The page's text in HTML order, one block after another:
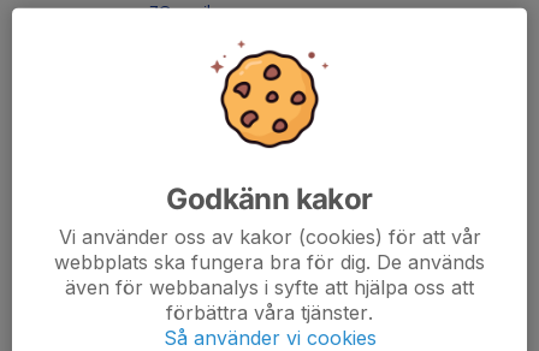
zaggro7@gmail.com
Emma Lundahl
emmaalundaahl@gmail.com
Erik Sunding
073-780 94 87
erik.sunding@gmail.com
Jimmie Ramquist
Godkänn kakor
Vi använder oss av kakor (cookies) för att vår
webbplats ska fungera bra för dig. De används
även för webbanalys i syfte att hjälpa oss att
förbättra våra tjänster.
Så använder vi cookies